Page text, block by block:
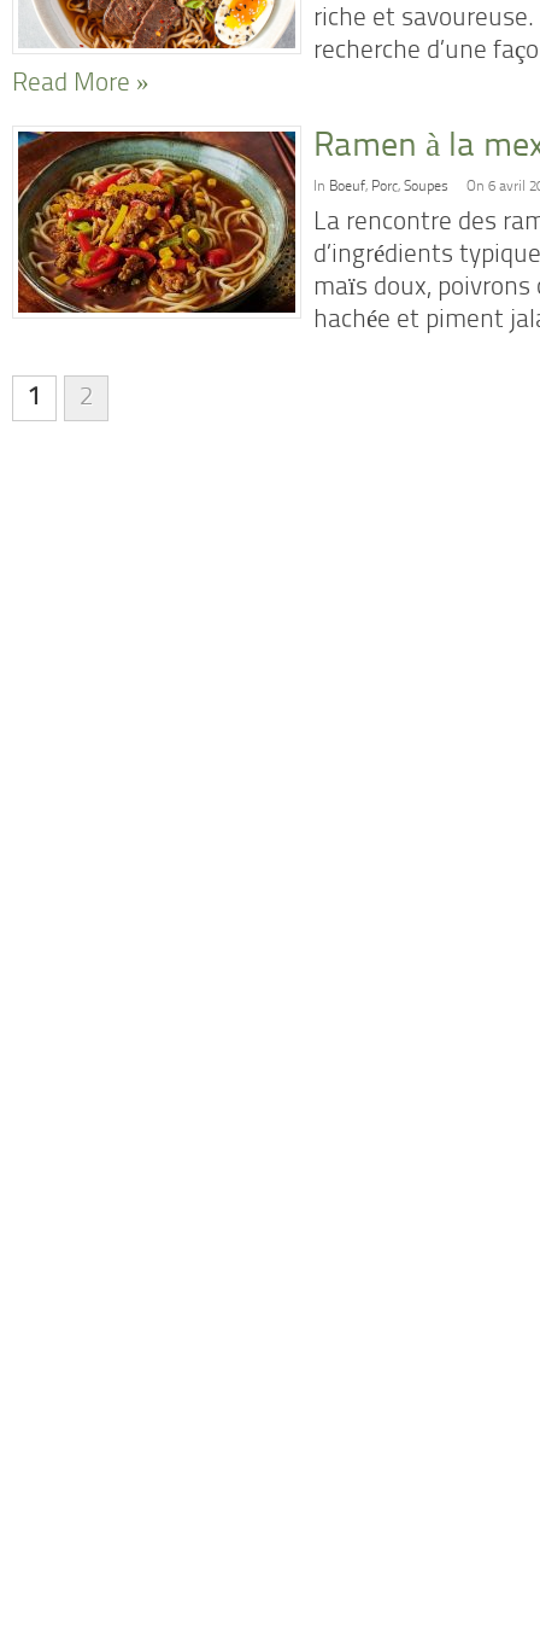
riche et savoureuse.
recherche d’une
Read More »
Ramen à la
In Boeuf, Porc, Soupes On 6 avril
La rencontre des
d’ingrédients
maïs doux, poivrons
hachée et piment
1 2